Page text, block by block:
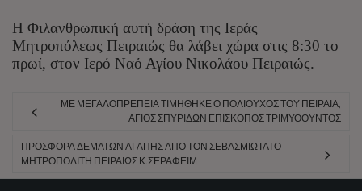
Η Φιλανθρωπική αυτή δράση της Ιεράς
Μητροπόλεως Πειραιώς θα λάβει χώρα στις 8:30 το
πρωί, στον Ιερό Ναό Αγίου Νικολάου Πειραιώς.
ΜΕ ΜΕΓΑΛΟΠΡΈΠΕΙΑ ΤΙΜΉΘΗΚΕ Ο ΠΟΛΙΟΎΧΟΣ ΤΟΥ ΠΕΙΡΑΙΆ,
ΆΓΙΟΣ ΣΠΥΡΊΔΩΝ ΕΠΊΣΚΟΠΟΣ ΤΡΙΜΥΘΟΎΝΤΟΣ
ΠΡΟΣΦΟΡΆ ΔΕΜΆΤΩΝ ΑΓΆΠΗΣ ΑΠΌ ΤΟΝ ΣΕΒΑΣΜΙΏΤΑΤΟ
ΜΗΤΡΟΠΟΛΊΤΗ ΠΕΙΡΑΙΏΣ Κ.ΣΕΡΑΦΕΊΜ